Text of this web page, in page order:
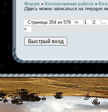
Форум » Коллективная работа »
(Здесь можно записаться на текущую
Страница 354 из 579 « 1 2
…
»